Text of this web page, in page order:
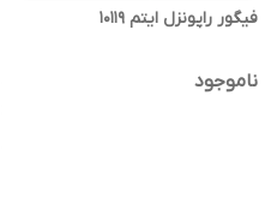
فیگور راپونزل ایتم ۱۰۱۱۹
ناموجود